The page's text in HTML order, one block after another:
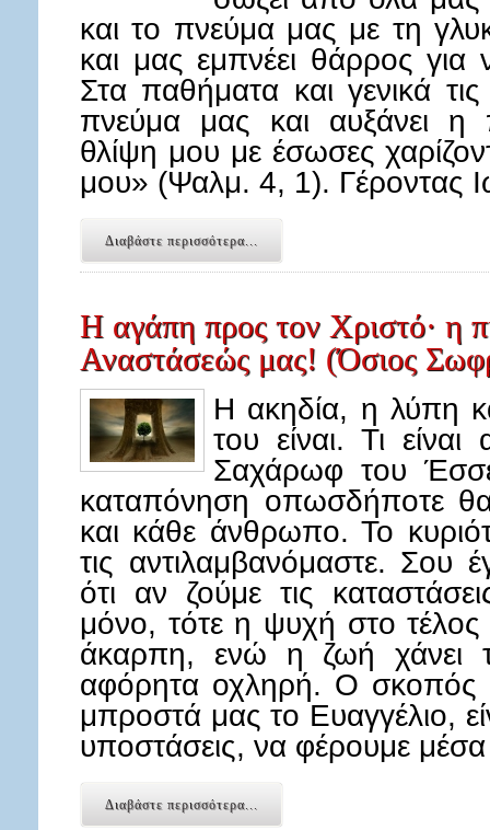
και το πνεύμα μας με τη
και μας εμπνέει θάρρος για
Στα παθήματα και γενικά
πνεύμα μας και αυξάνει η
θλίψη μου με έσωσες
μου» (Ψαλμ. 4, 1). Γέροντας
Διαβάστε περισσότερα...
Η αγάπη προς τον Χριστό· η
Αναστάσεώς μας! (Όσιος
Η ακηδία, η λύπη
του είναι. Τι
Σαχάρωφ του
καταπόνηση οπωσδήποτε
και κάθε άνθρωπο. Το
τις αντιλαμβανόμαστε. Σου
ότι αν ζούμε τις
μόνο, τότε η ψυχή στο τέλος
άκαρπη, ενώ η ζωή χάνει
αφόρητα οχληρή. Ο σκοπός
μπροστά μας το Ευαγγέλιο,
υποστάσεις, να φέρουμε
Διαβάστε περισσότερα...